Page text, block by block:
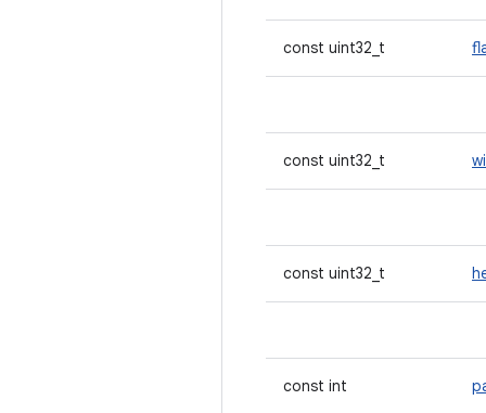
const uint32_t
const uint32_t
const uint32_t
const int